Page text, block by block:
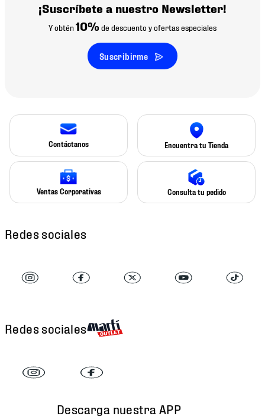
¡Suscríbete a nuestro Newsletter!
Y obtén10% de descuento y ofertas especiales
Suscribirme
Contáctanos Encuentra tu Tienda
Ventas Corporativas Consulta tu pedido
Redes sociales
Redes sociales
Descarga nuestra APP